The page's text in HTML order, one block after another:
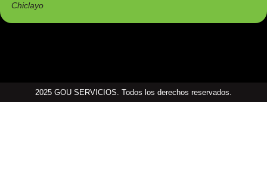
Chiclayo
2025 GOU SERVICIOS. Todos los derechos reservados.